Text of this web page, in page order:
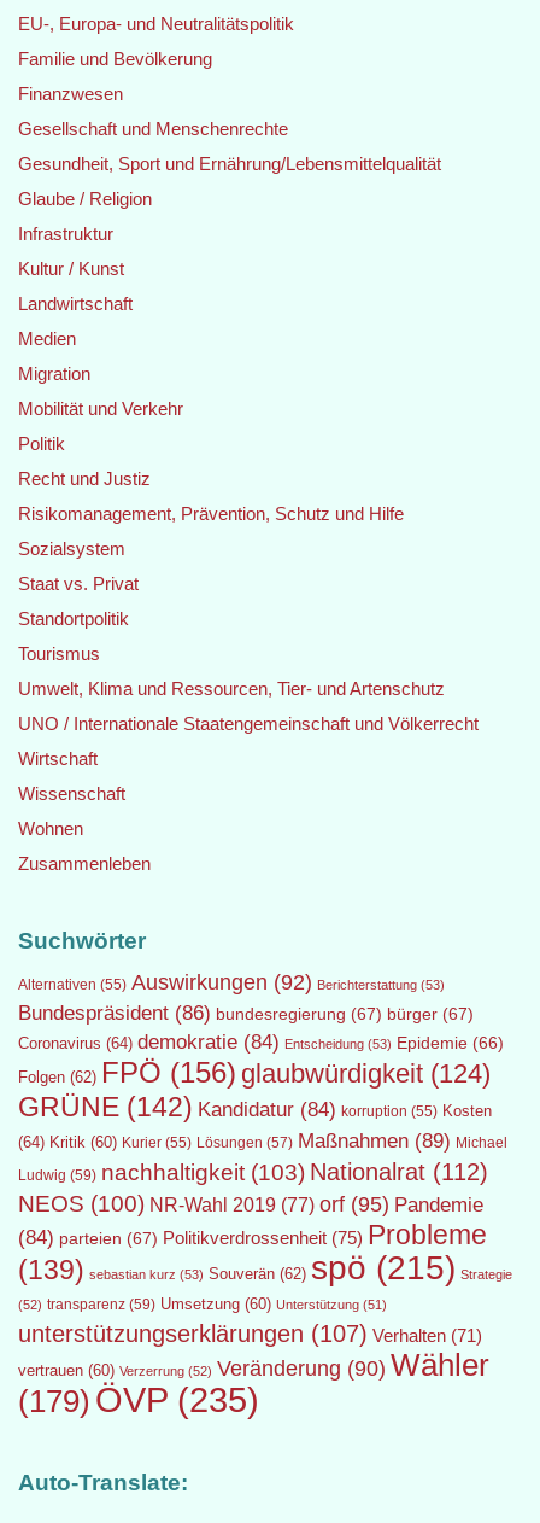
EU-, Europa- und Neutralitätspolitik
Familie und Bevölkerung
Finanzwesen
Gesellschaft und Menschenrechte
Gesundheit, Sport und Ernährung/Lebensmittelqualität
Glaube / Religion
Infrastruktur
Kultur / Kunst
Landwirtschaft
Medien
Migration
Mobilität und Verkehr
Politik
Recht und Justiz
Risikomanagement, Prävention, Schutz und Hilfe
Sozialsystem
Staat vs. Privat
Standortpolitik
Tourismus
Umwelt, Klima und Ressourcen, Tier- und Artenschutz
UNO / Internationale Staatengemeinschaft und Völkerrecht
Wirtschaft
Wissenschaft
Wohnen
Zusammenleben
Suchwörter
Alternativen (55) Auswirkungen (92) Berichterstattung (53)
Bundespräsident (86) bundesregierung (67) bürger (67)
Coronavirus (64) demokratie (84) Entscheidung (53) Epidemie (66)
Folgen (62) FPÖ (156) glaubwürdigkeit (124)
GRÜNE (142) Kandidatur (84) korruption (55) Kosten
(64) Kritik (60) Kurier (55) Lösungen (57) Maßnahmen (89) Michael
Ludwig (59) nachhaltigkeit (103) Nationalrat (112)
NEOS (100) NR-Wahl 2019 (77) orf (95) Pandemie
(84) parteien (67) Politikverdrossenheit (75) Probleme
(139) sebastian kurz (53) Souverän (62) spö (215) Strategie
(52) transparenz (59) Umsetzung (60) Unterstützung (51)
unterstützungserklärungen (107) Verhalten (71)
vertrauen (60) Verzerrung (52) Veränderung (90) Wähler
(179) ÖVP (235)
Auto-Translate: